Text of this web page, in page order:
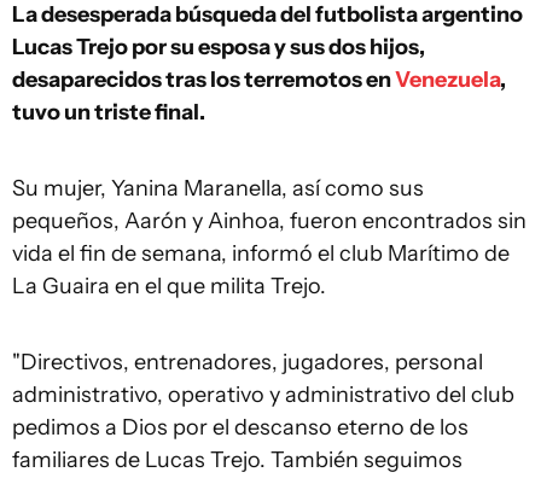
La desesperada búsqueda del futbolista argentino
Lucas Trejo por su esposa y sus dos hijos,
desaparecidos tras los terremotos enVenezuela,
tuvo un triste final.
Su mujer, Yanina Maranella, así como sus
pequeños, Aarón y Ainhoa, fueron encontrados sin
vida el fin de semana, informó el club Marítimo de
La Guaira en el que milita Trejo.
"Directivos, entrenadores, jugadores, personal
administrativo, operativo y administrativo del club
pedimos a Dios por el descanso eterno de los
familiares de Lucas Trejo. También seguimos